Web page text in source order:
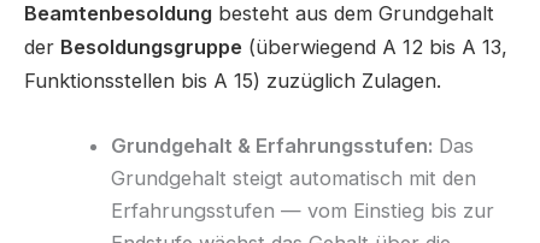
Beamtenbesoldung besteht aus dem Grundgehalt
der Besoldungsgruppe (überwiegend A 12 bis A 13,
Funktionsstellen bis A 15) zuzüglich Zulagen.
Grundgehalt & Erfahrungsstufen: Das
Grundgehalt steigt automatisch mit den
Erfahrungsstufen — vom Einstieg bis zur